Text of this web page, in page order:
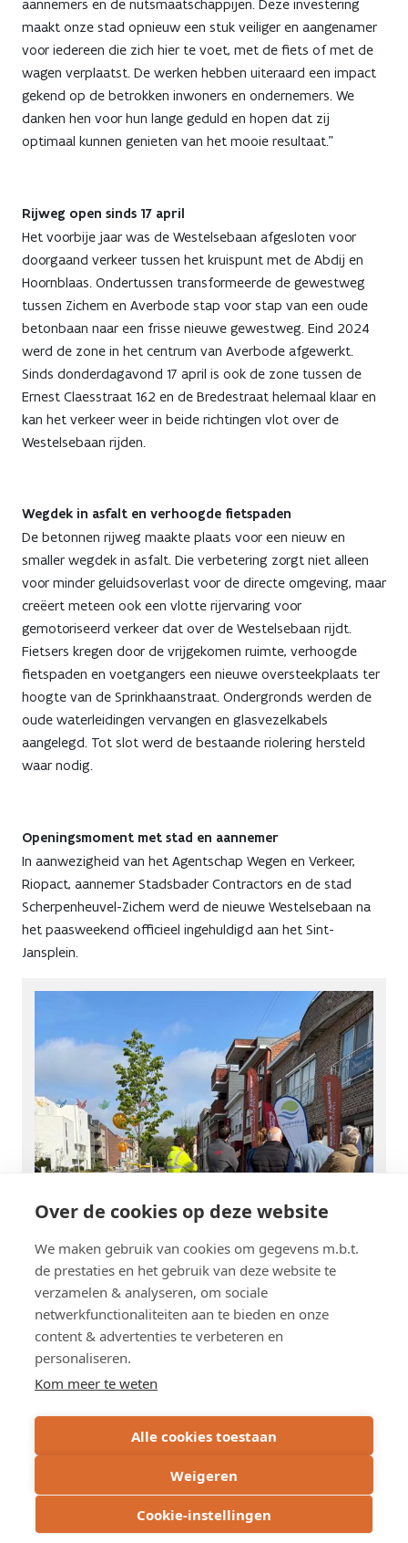
Over de cookies op deze website
We maken gebruik van cookies om gegevens m.b.t.
de prestaties en het gebruik van deze website te
verzamelen & analyseren, om sociale
netwerkfunctionaliteiten aan te bieden en onze
content & advertenties te verbeteren en
personaliseren.
Kom meer te weten
Alle cookies toestaan
Weigeren
Cookie-instellingen
aannemers en de nutsmaatschappijen. Deze investering
maakt onze stad opnieuw een stuk veiliger en aangenamer
voor iedereen die zich hier te voet, met de fiets of met de
wagen verplaatst. De werken hebben uiteraard een impact
gekend op de betrokken inwoners en ondernemers. We
danken hen voor hun lange geduld en hopen dat zij
optimaal kunnen genieten van het mooie resultaat.”
Rijweg open sinds 17 april
Het voorbije jaar was de Westelsebaan afgesloten voor
doorgaand verkeer tussen het kruispunt met de Abdij en
Hoornblaas. Ondertussen transformeerde de gewestweg
tussen Zichem en Averbode stap voor stap van een oude
betonbaan naar een frisse nieuwe gewestweg. Eind 2024
werd de zone in het centrum van Averbode afgewerkt.
Sinds donderdagavond 17 april is ook de zone tussen de
Ernest Claesstraat 162 en de Bredestraat helemaal klaar en
kan het verkeer weer in beide richtingen vlot over de
Westelsebaan rijden.
Wegdek in asfalt en verhoogde fietspaden
De betonnen rijweg maakte plaats voor een nieuw en
smaller wegdek in asfalt. Die verbetering zorgt niet alleen
voor minder geluidsoverlast voor de directe omgeving, maar
creëert meteen ook een vlotte rijervaring voor
gemotoriseerd verkeer dat over de Westelsebaan rijdt.
Fietsers kregen door de vrijgekomen ruimte, verhoogde
fietspaden en voetgangers een nieuwe oversteekplaats ter
hoogte van de Sprinkhaanstraat. Ondergronds werden de
oude waterleidingen vervangen en glasvezelkabels
aangelegd. Tot slot werd de bestaande riolering hersteld
waar nodig.
Openingsmoment met stad en aannemer
In aanwezigheid van het Agentschap Wegen en Verkeer,
Riopact, aannemer Stadsbader Contractors en de stad
Scherpenheuvel-Zichem werd de nieuwe Westelsebaan na
het paasweekend officieel ingehuldigd aan het Sint-
Jansplein.